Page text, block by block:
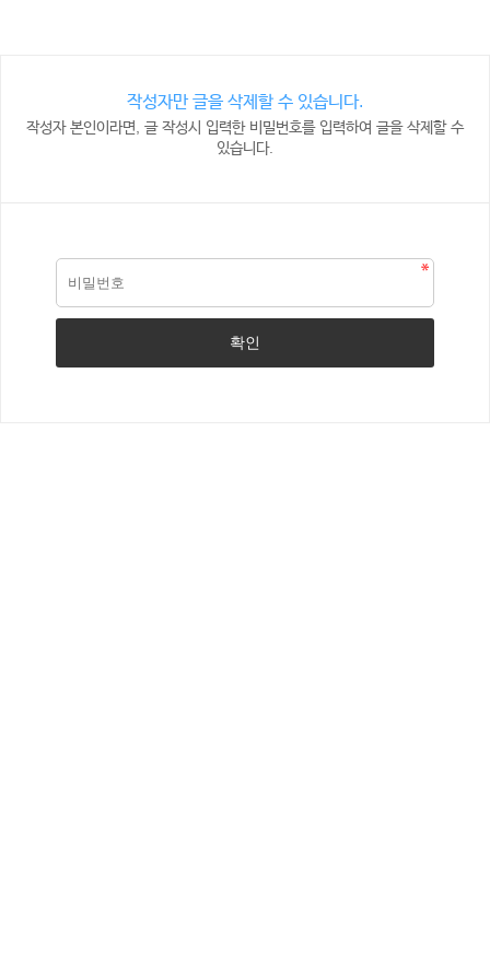
작성자만 글을 삭제할 수 있습니다.
작성자 본인이라면, 글 작성시 입력한 비밀번호를 입력하여 글을 삭제할 수
있습니다.